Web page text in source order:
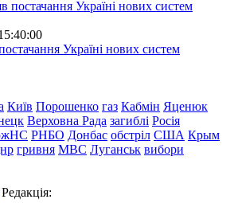
Україні нових систем
Київ Порошенко газ Кабмін Яценюк
Верховна Рада загиблі Росія
РНБО Донбас обстріл США Крым
гривня МВС Луганськ вибори